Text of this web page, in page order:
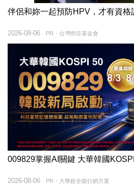
伴侶和妳一起預防HPV，才有資格
PR・台灣癌症基金會
2026-08-06
009829掌握AI關鍵 大華韓國
PR・大華銀全能行銷方案
2026-08-06